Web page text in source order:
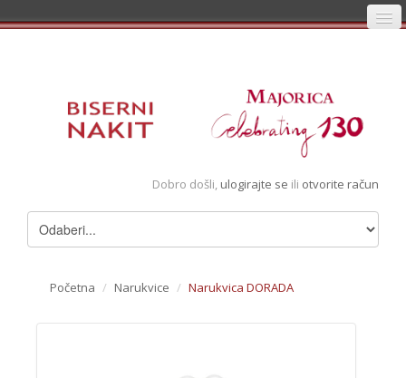
Registracija
Pregledani artikli
Dobro došli, ulogirajte se ili otvorite račun
Početna / Narukvice / Narukvica DORADA